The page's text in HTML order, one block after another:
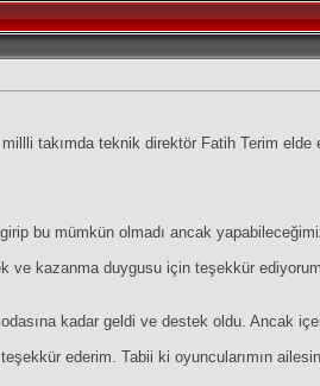
takımda teknik direktör Fatih Terim elde
bu mümkün olmadı ancak
ve kazanma duygusu için teşekkür
kadar geldi ve destek oldu. Ancak
ederim. Tabii ki oyuncularımın